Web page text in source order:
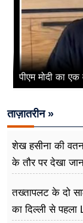
पीएम मोदी का
ताज़ातरीन »
शेख हसीना की
के तौर पर देखा
तख्तापलट के दो
का दिल्ली से पहला